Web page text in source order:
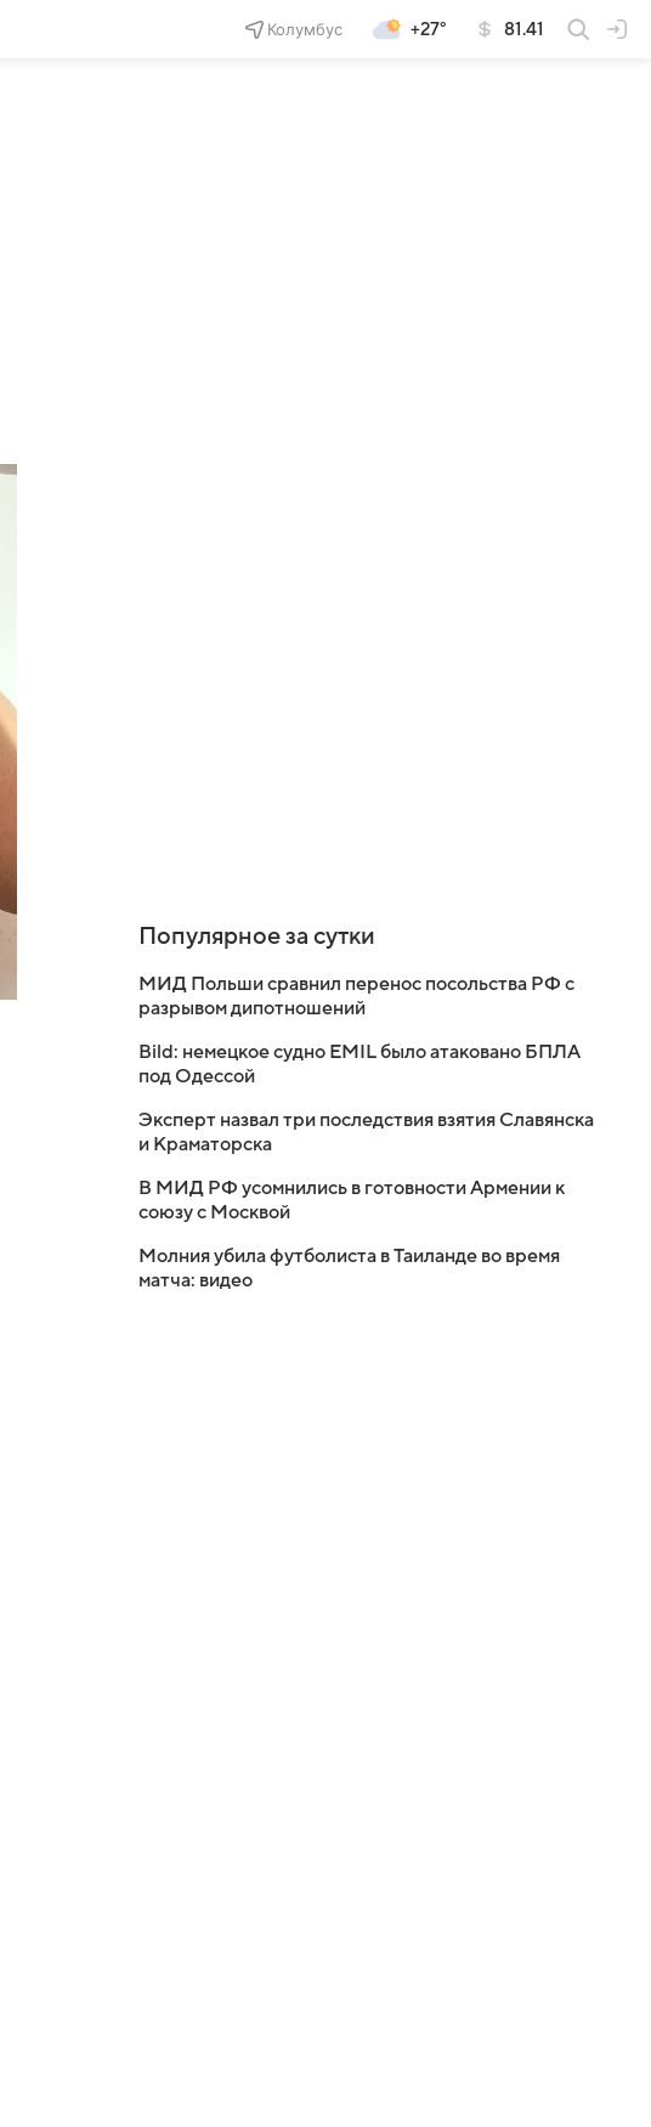
Колумбус +27° 81.41
Популярное за сутки
МИД Польши сравнил перенос посольства РФ с
разрывом дипотношений
Bild: немецкое судно EMIL было атаковано БПЛА
под Одессой
Эксперт назвал три последствия взятия Славянска
и Краматорска
В МИД РФ усомнились в готовности Армении к
союзу с Москвой
Молния убила футболиста в Таиланде во время
матча: видео